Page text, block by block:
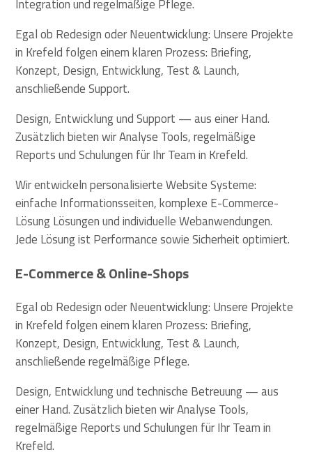
Integration und regelmäßige Pflege.
Egal ob Redesign oder Neuentwicklung: Unsere Projekte
in Krefeld folgen einem klaren Prozess: Briefing,
Konzept, Design, Entwicklung, Test & Launch,
anschließende Support.
Design, Entwicklung und Support — aus einer Hand.
Zusätzlich bieten wir Analyse Tools, regelmäßige
Reports und Schulungen für Ihr Team in Krefeld.
Wir entwickeln personalisierte Website Systeme:
einfache Informationsseiten, komplexe E-Commerce-
Lösung Lösungen und individuelle Webanwendungen.
Jede Lösung ist Performance sowie Sicherheit optimiert.
E-Commerce & Online-Shops
Egal ob Redesign oder Neuentwicklung: Unsere Projekte
in Krefeld folgen einem klaren Prozess: Briefing,
Konzept, Design, Entwicklung, Test & Launch,
anschließende regelmäßige Pflege.
Design, Entwicklung und technische Betreuung — aus
einer Hand. Zusätzlich bieten wir Analyse Tools,
regelmäßige Reports und Schulungen für Ihr Team in
Krefeld.